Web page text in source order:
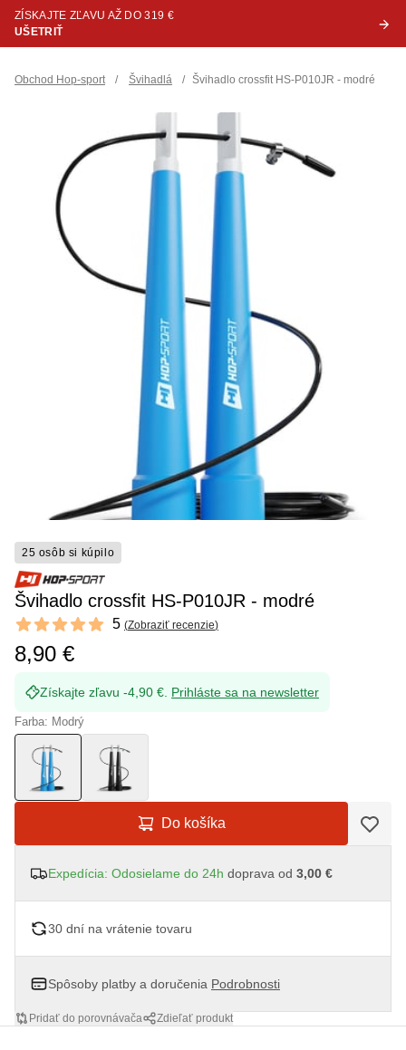
ZÍSKAJTE ZĽAVU AŽ DO 319 €
UŠETRIŤ
Obchod Hop-sport / Švihadlá / Švihadlo crossfit HS-P010JR - modré
25 osôb si kúpilo
Švihadlo crossfit HS-P010JR - modré
Reviews
5 out of 5 stars 5 (Zobraziť recenzie)
8,90 €
Získajte zľavu -4,90 €. Prihláste sa na newsletter
Farba: Modrý
Do košíka
Expedícia: Odosielame do 24h doprava od 3,00 €
30 dní na vrátenie tovaru
Spôsoby platby a doručenia Podrobnosti
Pridať do porovnávača Zdieľať produkt